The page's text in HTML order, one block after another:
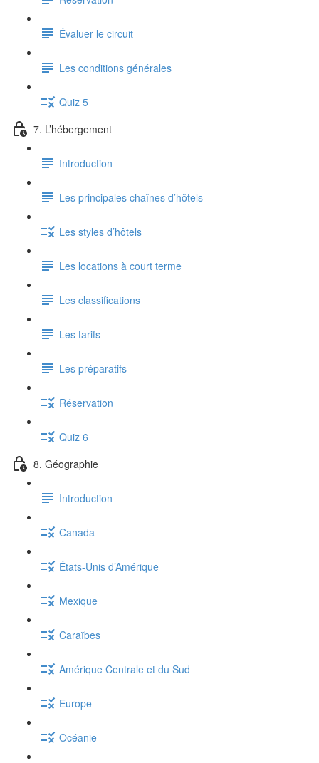
Évaluer le circuit
Les conditions générales
Quiz 5
7. L’hébergement
Introduction
Les principales chaînes d’hôtels
Les styles d’hôtels
Les locations à court terme
Les classifications
Les tarifs
Les préparatifs
Réservation
Quiz 6
8. Géographie
Introduction
Canada
États-Unis d’Amérique
Mexique
Caraïbes
Amérique Centrale et du Sud
Europe
Océanie